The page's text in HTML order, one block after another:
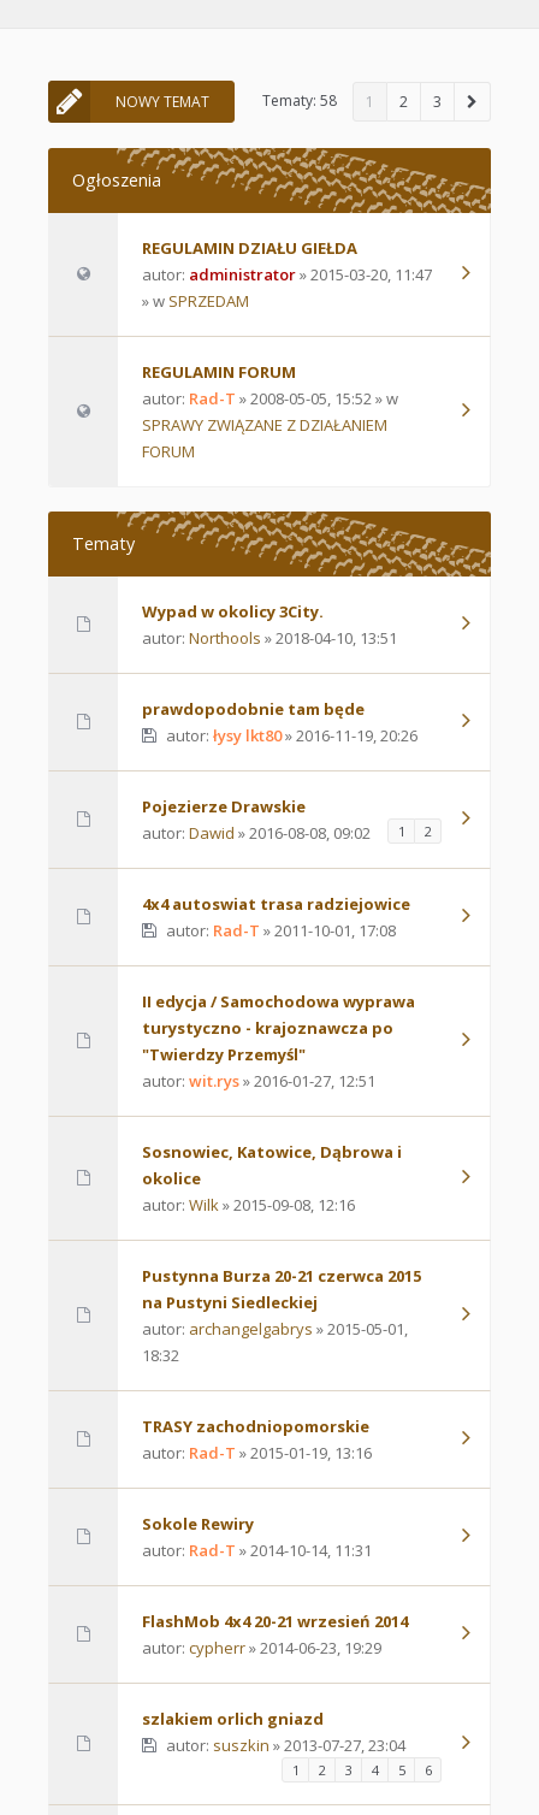
NOWY TEMAT Tematy: 58 1 2 3
Ogłoszenia
REGULAMIN DZIAŁU GIEŁDA
autor: administrator» 2015-03-20, 11:47
» w SPRZEDAM
REGULAMIN FORUM
autor: Rad-T » 2008-05-05, 15:52 » w
SPRAWY ZWIĄZANE Z DZIAŁANIEM
FORUM
Tematy
Wypad w okolicy 3City.
autor: Northools » 2018-04-10, 13:51
prawdopodobnie tam będe
autor: łysy lkt80» 2016-11-19, 20:26
Pojezierze Drawskie
autor: Dawid » 2016-08-08, 09:02 1 2
4x4 autoswiat trasa radziejowice
autor: Rad-T » 2011-10-01, 17:08
II edycja / Samochodowa wyprawa
turystyczno - krajoznawcza po
"Twierdzy Przemyśl"
autor: wit.rys» 2016-01-27, 12:51
Sosnowiec, Katowice, Dąbrowa i
okolice
autor: Wilk» 2015-09-08, 12:16
Pustynna Burza 20-21 czerwca 2015
na Pustyni Siedleckiej
autor: archangelgabrys » 2015-05-01,
18:32
TRASY zachodniopomorskie
autor: Rad-T » 2015-01-19, 13:16
Sokole Rewiry
autor: Rad-T » 2014-10-14, 11:31
FlashMob 4x4 20-21 wrzesień 2014
autor: cypherr» 2014-06-23, 19:29
szlakiem orlich gniazd
autor: suszkin » 2013-07-27, 23:04
1 2 3 4 5 6